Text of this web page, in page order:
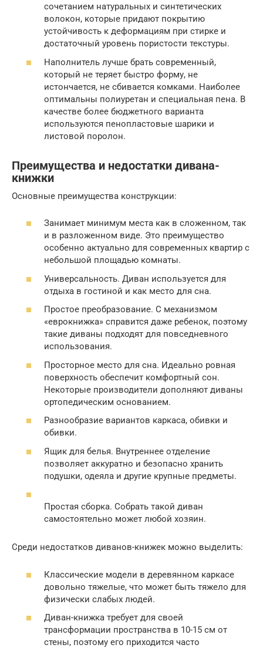
сочетанием натуральных и синтетических
волокон, которые придают покрытию
устойчивость к деформациям при стирке и
достаточный уровень пористости текстуры.
Наполнитель лучше брать современный,
который не теряет быстро форму, не
истончается, не сбивается комками. Наиболее
оптимальны полиуретан и специальная пена. В
качестве более бюджетного варианта
используются пенопластовые шарики и
листовой поролон.
Преимущества и недостатки дивана-
книжки
Основные преимущества конструкции:
Занимает минимум места как в сложенном, так
и в разложенном виде. Это преимущество
особенно актуально для современных квартир с
небольшой площадью комнаты.
Универсальность. Диван используется для
отдыха в гостиной и как место для сна.
Простое преобразование. С механизмом
«еврокнижка» справится даже ребенок, поэтому
такие диваны подходят для повседневного
использования.
Просторное место для сна. Идеально ровная
поверхность обеспечит комфортный сон.
Некоторые производители дополняют диваны
ортопедическим основанием.
Разнообразие вариантов каркаса, обивки и
обивки.
Ящик для белья. Внутреннее отделение
позволяет аккуратно и безопасно хранить
подушки, одеяла и другие крупные предметы.
Простая сборка. Собрать такой диван
самостоятельно может любой хозяин.
Среди недостатков диванов-книжек можно выделить:
Классические модели в деревянном каркасе
довольно тяжелые, что может быть тяжело для
физически слабых людей.
Диван-книжка требует для своей
трансформации пространства в 10-15 см от
стены, поэтому его приходится часто